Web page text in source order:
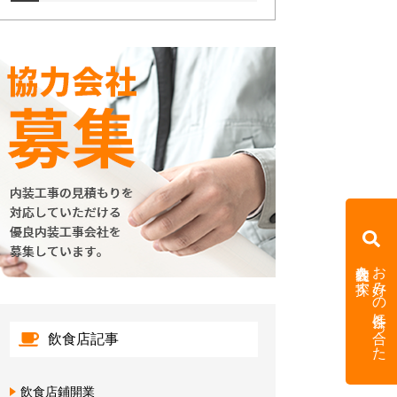
飲食店記事
飲食店鋪開業
お好みの条件に合った
内装会社を探す